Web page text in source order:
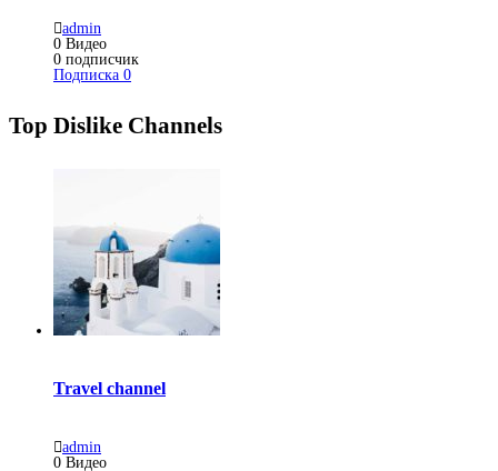
admin
0 Видео
0 подписчик
Подписка 0
Top Dislike Channels
Travel channel
admin
0 Видео